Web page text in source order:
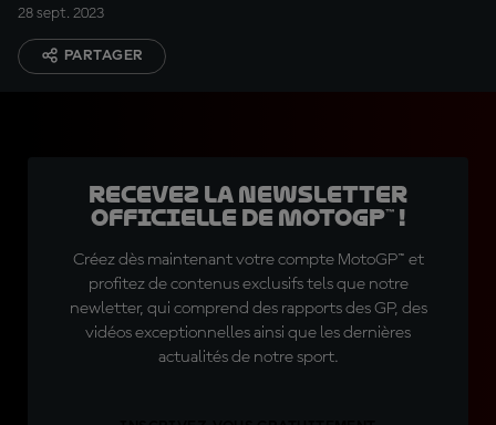
28 sept. 2023
PARTAGER
Recevez la Newsletter
officielle de MotoGP™ !
Créez dès maintenant votre compte MotoGP™ et
profitez de contenus exclusifs tels que notre
newletter, qui comprend des rapports des GP, des
vidéos exceptionnelles ainsi que les dernières
actualités de notre sport.